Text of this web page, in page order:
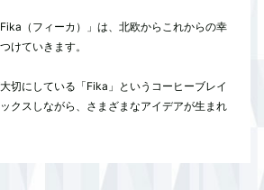
（フィーカ）」は、北欧からこれからの幸
けていきます。
切にしている「Fika」というコーヒーブレイ
クスしながら、さまざまなアイデアが生まれ